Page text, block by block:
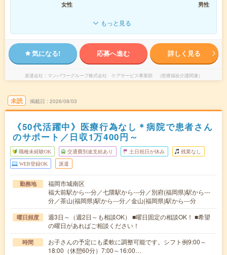
女性
男性
もっと見る
気になる! 応募へ進む 詳しく見る
派遣会社 マンパワーグループ株式会社 ケアサービス事業部 （医療福祉介護関連）
未読 掲載日 2026/08/03
《50代活躍中》医療行為なし＊病院で患者さん
のサポート／日収1万400円～
職種未経験OK 交通費別途支給あり 土日祝日が休み 残業なし
WEB登録OK 派遣
勤務地
福岡市城南区
福大前駅から---分／七隈駅から---分／別府(福岡県)駅から---
分／茶山(福岡県)駅から---分／金山(福岡県)駅から---分
曜日頻度
週3日～（週2日～も相談OK） ■曜日固定の相談OK！ ■希望
の曜日があればご相談ください！
時間
お子さんの予定にも柔軟に調整可能です。シフト例9:00～
18:00（休憩60分）7:00～16:00…